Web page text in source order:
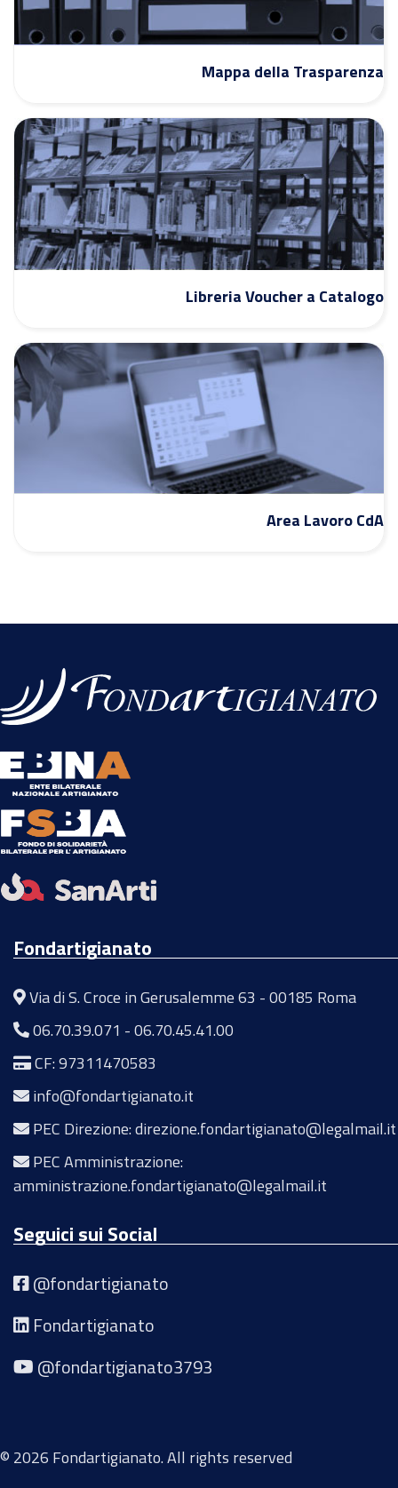
Mappa della Trasparenza
Libreria Voucher a Catalogo
Area Lavoro CdA
Fondartigianato
Via di S. Croce in Gerusalemme 63 - 00185 Roma
06.70.39.071 -06.70.45.41.00
CF: 97311470583
info@fondartigianato.it
PEC Direzione: direzione.fondartigianato@legalmail.it
PEC Amministrazione:
amministrazione.fondartigianato@legalmail.it
Seguici sui Social
@fondartigianato
Fondartigianato
@fondartigianato3793
© 2026 Fondartigianato. All rights reserved